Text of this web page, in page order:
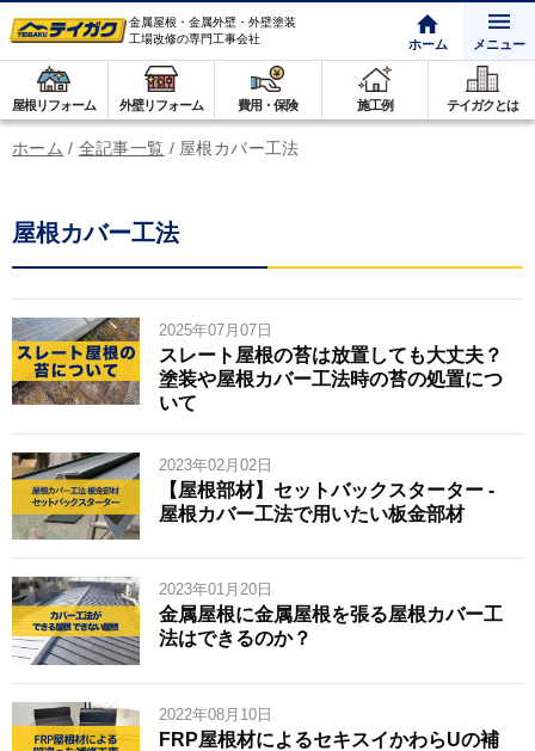
金属屋根・金属外壁・外壁塗装
工場改修の専門工事会社
ホーム メニュー
屋根リフォーム 外壁リフォーム 費用・保険 施工例 テイガクとは
ホーム / 全記事一覧 / 屋根カバー工法
屋根カバー工法
2025年07月07日
スレート屋根の苔は放置しても大丈夫？
塗装や屋根カバー工法時の苔の処置につ
いて
2023年02月02日
【屋根部材】セットバックスターター -
屋根カバー工法で用いたい板金部材
2023年01月20日
金属屋根に金属屋根を張る屋根カバー工
法はできるのか？
2022年08月10日
FRP屋根材によるセキスイかわらUの補